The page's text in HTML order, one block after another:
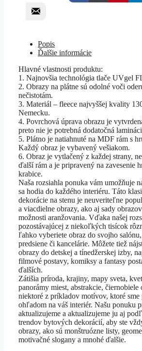
Popis
Ďalšie informácie
Hlavné vlastnosti produktu:
1. Najnovšia technológia tlače UVgel
2. Obrazy na plátne sú odolné voči
nečistotám.
3. Materiál – fleece najvyššej kvality
Nemecku.
4. Povrchová úprava obrazu je
preto nie je potrebná dodatočná
5. Plátno je natiahnuté na MDF rám s
Každý obraz je vybavený vešiakom.
6. Obraz je vytlačený z každej strany,
ďalší rám a je pripravený na zavesenie
krabice.
Naša rozsiahla ponuka vám umožňuje
sa hodia do každého interiéru. Táto
dekorácie na stenu je neuveriteľne
a viacdielne obrazy, ako aj sady
možnosti aranžovania. Vďaka našej
pozostávajúcej z niekoľkých tisícok
ľahko vyberiete obraz do svojho
predsiene či kancelárie. Môžete tiež
obrazy do detskej a tínedžerskej izby,
filmové postavy, komiksy a fantasy
ďalších.
Zátišia príroda, krajiny, mapy sveta,
panorámy miest, abstrakcie, čiernobiele
niektoré z príkladov motívov, ktoré
ohľadom na váš interiér. Našu ponuku
aktualizujeme a aktualizujeme ju aj
trendov bytových dekorácií, aby ste
obrazy, ako sú monštruózne listy,
motivačné slogany a mnohé ďalšie.